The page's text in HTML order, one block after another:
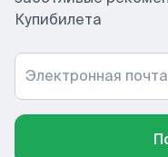
Купибилета
Электронная почта